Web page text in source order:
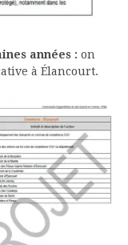
années : on
à Élancourt.